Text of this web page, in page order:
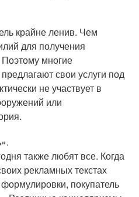
крайне ленив. Чем
для получения
многие
свои услуги под
не участвует в
или
также любят все. Когда
рекламных текстах
покупатель